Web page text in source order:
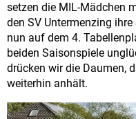
setzen die MIL-Mädchen
den SV Untermenzing
nun auf dem 4.
beiden Saisonspiele
drücken wir die Daumen,
weiterhin anhält.